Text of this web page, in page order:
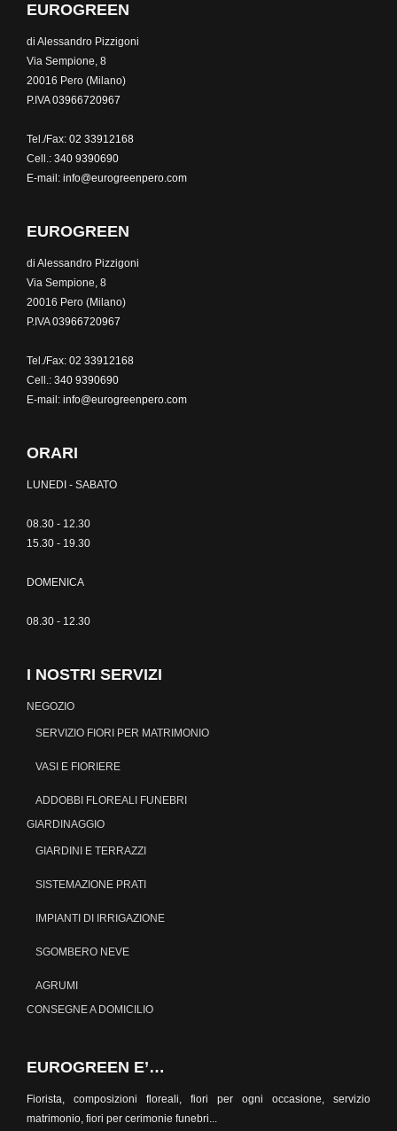
EUROGREEN
di Alessandro Pizzigoni
Via Sempione, 8
20016 Pero (Milano)
P.IVA03966720967
Tel./Fax: 02 33912168
Cell.: 340 9390690
E-mail: info@eurogreenpero.com
EUROGREEN
di Alessandro Pizzigoni
Via Sempione, 8
20016 Pero (Milano)
P.IVA03966720967
Tel./Fax: 02 33912168
Cell.: 340 9390690
E-mail: info@eurogreenpero.com
ORARI
LUNEDI - SABATO
08.30 - 12.30
15.30 - 19.30
DOMENICA
08.30 - 12.30
I NOSTRI SERVIZI
NEGOZIO
SERVIZIO FIORI PER MATRIMONIO
VASI E FIORIERE
ADDOBBI FLOREALI FUNEBRI
GIARDINAGGIO
GIARDINI E TERRAZZI
SISTEMAZIONE PRATI
IMPIANTI DI IRRIGAZIONE
SGOMBERO NEVE
AGRUMI
CONSEGNE A DOMICILIO
EUROGREEN E’…
Fiorista, composizioni floreali, fiori per ogni occasione, servizio
matrimonio, fiori per cerimonie funebri...